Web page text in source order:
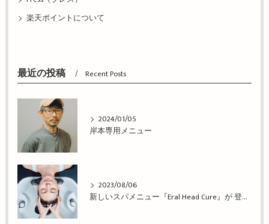
楽天ポイントについて
最近の投稿 Recent Posts
2024/01/05
岸本専用メニュー
2023/08/06
新しいスパメニュー『Eral Head Cure』が 登場！姫路市の美容院BEREA(ベレア)はお客様のキレイを叶える美容室／ヘアサロン